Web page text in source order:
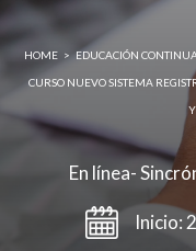
HOME > EDUCACIÓN CONTINUA
CURSO NUEVO SISTEMA
En línea-
Inicio: